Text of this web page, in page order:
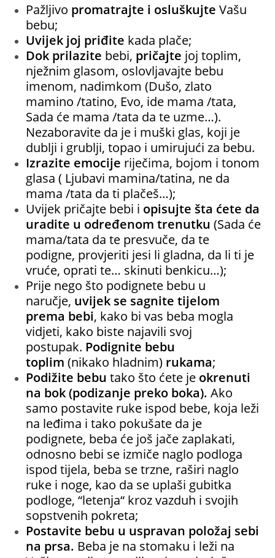
Pažljivo promatrajte i osluškujte Vašu
bebu;
Uvijek joj priđite kada plače;
Dok prilazite bebi, pričajte joj toplim,
nježnim glasom, oslovljavajte bebu
imenom, nadimkom (Dušo, zlato
mamino /tatino, Evo, ide mama /tata,
Sada će mama /tata da te uzme…).
Nezaboravite da je i muški glas, koji je
dublji i grublji, topao i umirujući za bebu.
Izrazite emocije riječima, bojom i tonom
glasa ( Ljubavi mamina/tatina, ne da
mama /tata da ti plačeš…);
Uvijek pričajte bebi i opisujte šta ćete da
uradite u određenom trenutku (Sada će
mama/tata da te presvuče, da te
podigne, provjeriti jesi li gladna, da li ti je
vruće, oprati te… skinuti benkicu…);
Prije nego što podignete bebu u
naručje, uvijek se sagnite tijelom
prema bebi, kako bi vas beba mogla
vidjeti, kako biste najavili svoj
postupak. Podignite bebu
toplim(nikako hladnim) rukama;
Podižite bebu tako što ćete je okrenuti
na bok (podizanje preko boka).Ako
samo postavite ruke ispod bebe, koja leži
na leđima i tako pokušate da je
podignete, beba će još jače zaplakati,
odnosno bebi se izmiče naglo podloga
ispod tijela, beba se trzne, raširi naglo
ruke i noge, kao da se uplaši gubitka
podloge, “letenja“ kroz vazduh i svojih
sopstvenih pokreta;
Postavite bebu u uspravan položaj sebi
na prsa. Beba je na stomaku i leži na